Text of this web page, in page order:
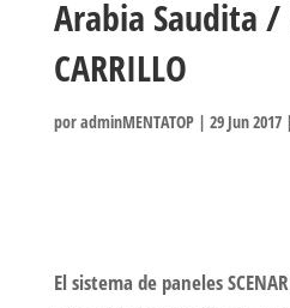
Arabia Saudita /
CARRILLO
poradminMENTATOP| 29 Jun 2017|
El sistema de paneles